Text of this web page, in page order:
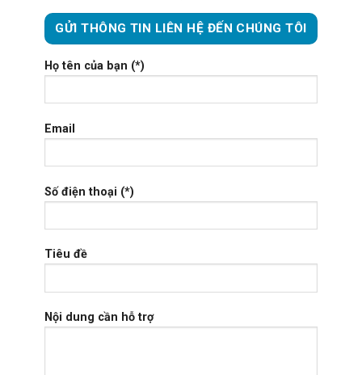
GỬI THÔNG TIN LIÊN HỆ ĐẾN CHÚNG TÔI
Họ tên của bạn (*)
Email
Số điện thoại (*)
Tiêu đề
Nội dung cần hỗ trợ